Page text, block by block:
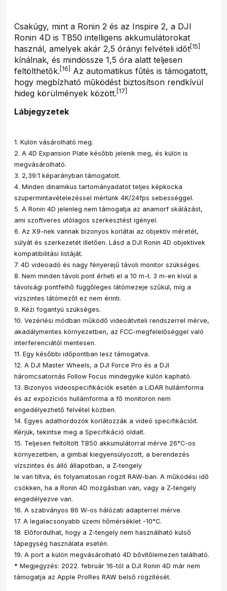
Csakúgy, mint a Ronin 2 és az Inspire 2, a DJI
Ronin 4D is TB50 intelligens akkumulátorokat
használ, amelyek akár 2,5 órányi felvételi időt[15]
kínálnak, és mindössze 1,5 óra alatt teljesen
feltölthetők. [16] Az automatikus fűtés is támogatott,
hogy megbízható működést biztosítson rendkívül
hideg körülmények között. [17]
Lábjegyzetek
1. Külön vásárolható meg.
2. A 4D Expansion Plate később jelenik meg, és külön is
megvásárolható.
3. 2,39:1 képarányban támogatott.
4. Minden dinamikus tartományadatot teljes képkocka
szupermintavételezéssel mértünk 4K/24fps sebességgel.
5. A Ronin 4D jelenleg nem támogatja az anamorf skálázást,
ami szoftveres utólagos szerkesztést igényel.
6. Az X9-nek vannak bizonyos korlátai az objektív méretét,
súlyát és szerkezetét illetően. Lásd a DJI Ronin 4D objektívek
kompatibilitási listáját.
7. 4D videoadó és nagy fényerejű távoli monitor szükséges.
8. Nem minden távoli pont érheti el a 10 m-t. 3 m-en kívül a
távolsági pontfelhő függőleges látómezeje szűkül, míg a
vízszintes látómezőt ez nem érinti.
9. Kézi fogantyú szükséges.
10. Vezérlési módban működő videoátviteli rendszerrel mérve,
akadálymentes környezetben, az FCC-megfelelőséggel való
interferenciától mentesen.
11. Egy későbbi időpontban lesz támogatva.
12. A DJI Master Wheels, a DJI Force Pro és a DJI
háromcsatornás Follow Focus mindegyike külön kapható.
13. Bizonyos videospecifikációk esetén a LiDAR hullámforma
és az expozíciós hullámforma a fő monitoron nem
engedélyezhető felvétel közben.
14. Egyes adathordozók korlátozzák a videó specifikációit.
Kérjük, tekintse meg a Specifikáció oldalt.
15. Teljesen feltöltött TB50 akkumulátorral mérve 26°C-os
környezetben, a gimbal kiegyensúlyozott, a berendezés
vízszintes és álló állapotban, a Z-tengely
le van tiltva, és folyamatosan rögzít RAW-ban. A működési idő
csökken, ha a Ronin 4D mozgásban van, vagy a Z-tengely
engedélyezve van.
16. A szabványos 86 W-os hálózati adapterrel mérve.
17. A legalacsonyabb üzemi hőmérséklet -10°C.
18. Előfordulhat, hogy a Z-tengely nem használható külső
tápegység használata esetén.
19. A port a külön megvásárolható 4D bővítőlemezen található.
* Megjegyzés: 2022. február 16-tól a DJI Ronin 4D már nem
támogatja az Apple ProRes RAW belső rögzítését.